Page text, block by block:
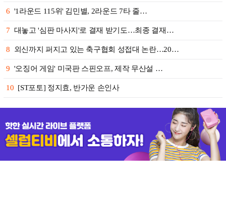
6 '1라운드 115위' 김민별, 2라운드 7타 줄…
7 대놓고 '심판 마사지'로 결재 받기도…최종 결재…
8 외신까지 퍼지고 있는 축구협회 성접대 논란…20…
9 '오징어 게임' 미국판 스핀오프, 제작 무산설 …
10 [ST포토] 정지효, 반가운 손인사